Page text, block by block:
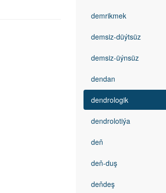
demrikmek
demsiz-düýtsüz
demsiz-üýnsüz
dendan
dendrologik
dendrolotiýa
deň
deň-duş
deňdeş